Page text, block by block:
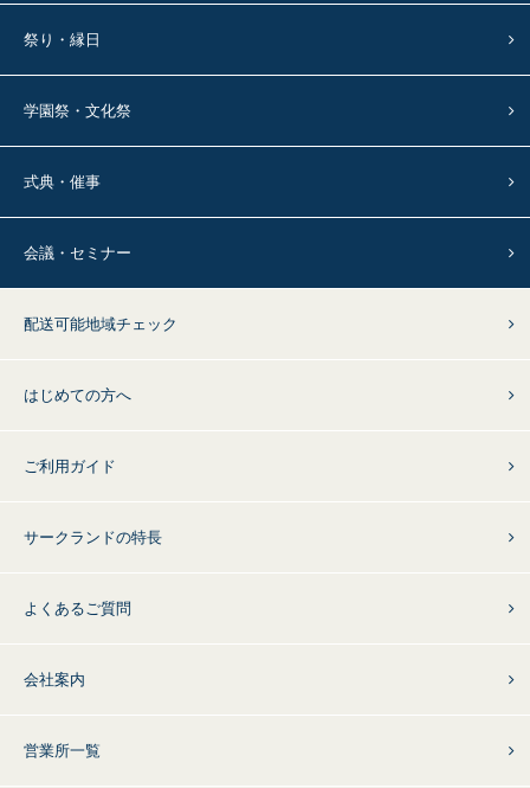
祭り・縁日
学園祭・文化祭
式典・催事
会議・セミナー
配送可能地域チェック
はじめての方へ
ご利用ガイド
サークランドの特長
よくあるご質問
会社案内
営業所一覧